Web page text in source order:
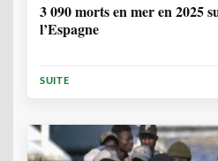
3 090 morts en mer en 2025
l’Espagne
SUITE